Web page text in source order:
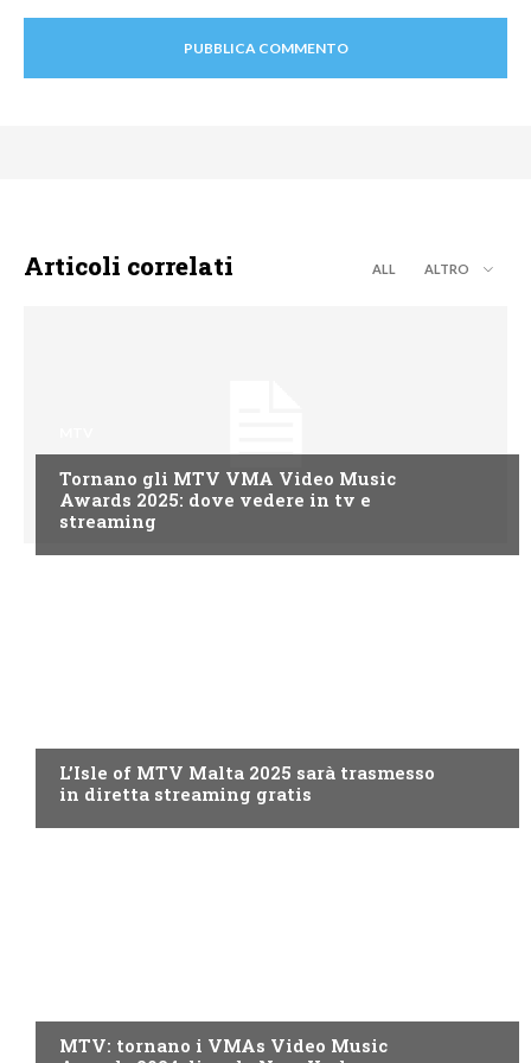
Articoli correlati ALL ALTRO
Tornano gli MTV VMA Video Music
Awards 2025: dove vedere in tv e
streaming
L’Isle of MTV Malta 2025 sarà trasmesso
in diretta streaming gratis
MTV: tornano i VMAs Video Music